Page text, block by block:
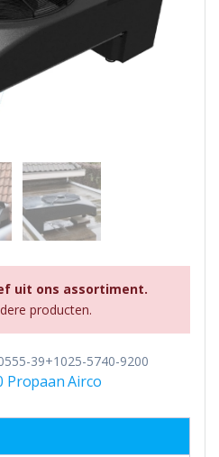
uit ons assortiment.
producten.
39+1025-5740-9200
Propaan Airco